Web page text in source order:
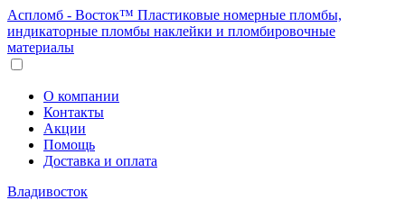
Аспломб - Восток™ Пластиковые номерные пломбы,
индикаторные пломбы наклейки и пломбировочные
материалы
О компании
Контакты
Акции
Помощь
Доставка и оплата
Владивосток